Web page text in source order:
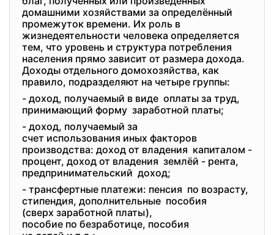
домашними хозяйствами за определённый
промежуток времени. Их роль в
жизнедеятельности человека определяется
тем, что уровень и структура потребления
населения прямо зависит от размера дохода.
Доходы отдельного домохозяйства, как
правило, подразделяют на четыре группы:
- доход, получаемый в виде оплаты за труд,
принимающий форму заработной платы;
- доход, получаемый за
счет использования иных факторов
производства: доход от владения капиталом -
процент, доход от владения землёй - рента,
предпринимательский доход;
- трансфертные платежи: пенсия по возрасту,
стипендия, дополнительные пособия
(сверх заработной платы),
пособие по безработице, пособия